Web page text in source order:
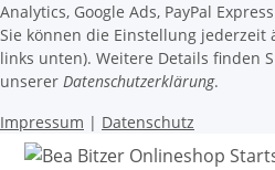
Analytics, Google Ads, PayPal
Sie können die Einstellung jederzeit
links unten). Weitere Details finden
unserer Datenschutzerklärung.
Impressum | Datenschutz